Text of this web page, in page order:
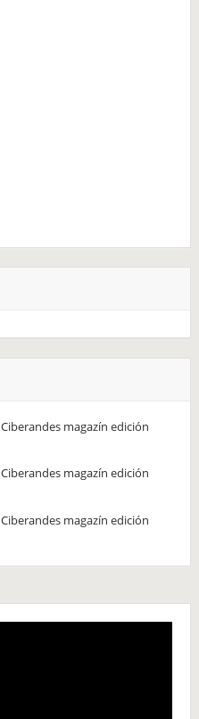
Ciberandes magazín edición
Ciberandes magazín edición
Ciberandes magazín edición